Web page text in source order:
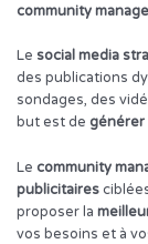
community
Le social media
des publications
sondages, des
but est de générer
Le community
publicitaires
proposer la
vos besoins et à